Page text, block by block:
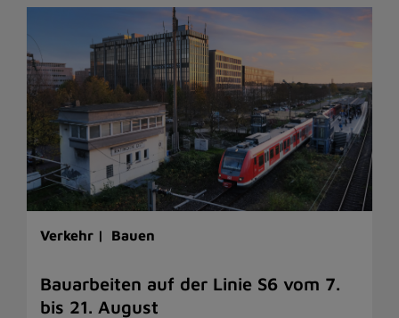
Verkehr | Bauen
Bauarbeiten auf der Linie S6 vom 7.
bis 21. August